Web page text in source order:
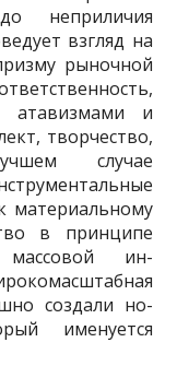
неприличия
взгляд на
рыночной
атавизмами и
творчество,
случае
материальному
в принципе
массовой ин­
создали но­
именуется